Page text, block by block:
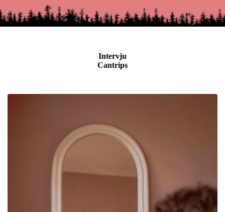
Intervju
Cantrips